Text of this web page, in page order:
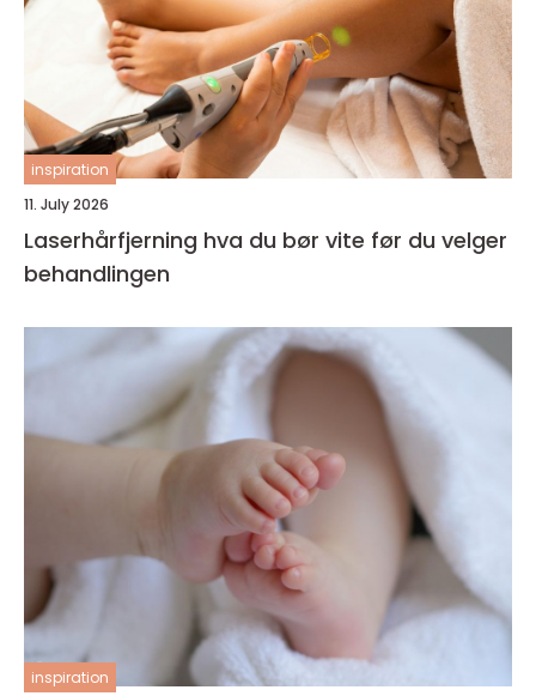
inspiration
11. July 2026
Laserhårfjerning hva du bør vite før du velger
behandlingen
inspiration